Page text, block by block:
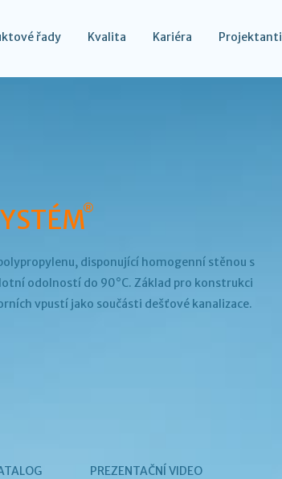
řady Kvalita Kariéra Projektanti
®
disponující homogenní stěnou s
odolností do 90°C. Základ pro konstrukci
vpustí jako součásti dešťové kanalizace.
PREZENTAČNÍ VIDEO